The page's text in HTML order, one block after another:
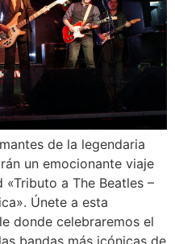
de la legendaria
un emocionante viaje
a The Beatles –
Únete a esta
donde celebraremos el